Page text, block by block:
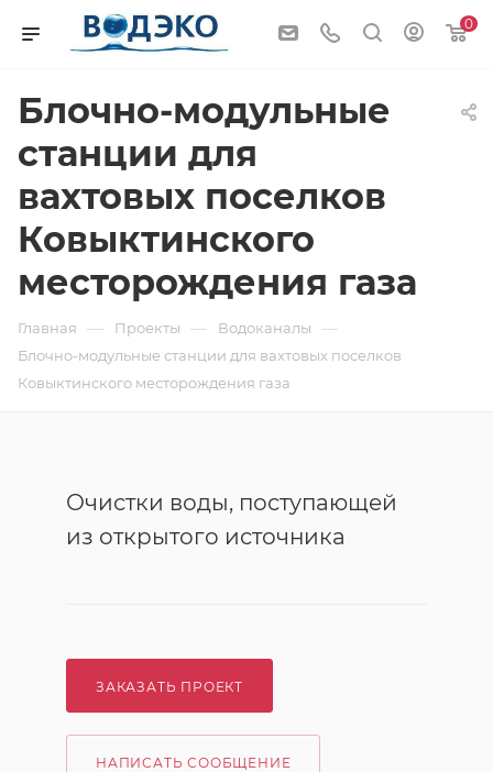
0
Блочно-модульные
станции для
вахтовых поселков
Ковыктинского
месторождения газа
Главная — Проекты — Водоканалы —
Блочно-модульные станции для вахтовых поселков
Ковыктинского месторождения газа
Очистки воды, поступающей
из открытого источника
ЗАКАЗАТЬ ПРОЕКТ
НАПИСАТЬ СООБЩЕНИЕ